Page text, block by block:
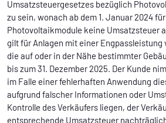
Umsatzsteuergesetzes bezüglich
zu sein, wonach ab dem 1. Januar 2024
Photovoltaikmodule keine Umsatzsteuer
gilt für Anlagen mit einer Engpassleistung
die auf oder in der Nähe bestimmter
bis zum 31. Dezember 2025. Der Kunde
im Falle einer fehlerhaften Anwendung
aufgrund falscher Informationen oder
Kontrolle des Verkäufers liegen, der
entsprechende Umsatzsteuer